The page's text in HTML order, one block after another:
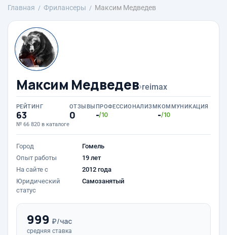
Главная Фрилансеры Максим Медведев
Максим Медведев›reimax
РЕЙТИНГ
63
№ 66 820 в каталоге
ОТЗЫВЫ
0
ПРОФЕССИОНАЛИЗМ
-/10
КОММУНИКАЦИЯ
-/10
Город
Гомель
Опыт работы
19 лет
На сайте с
2012 года
Юридический
статус
Самозанятый
999 ₽/час
средняя ставка